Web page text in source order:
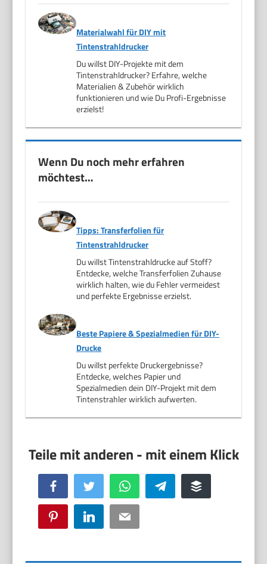
Materialwahl für DIY mit
Tintenstrahldrucker
Du willst DIY-Projekte mit dem
Tintenstrahldrucker? Erfahre, welche
Materialien & Zubehör wirklich
funktionieren und wie Du Profi-Ergebnisse
erzielst!
Wenn Du noch mehr erfahren
möchtest…
Tipps: Transferfolien für
Tintenstrahldrucker
Du willst Tintenstrahldrucke auf Stoff?
Entdecke, welche Transferfolien Zuhause
wirklich halten, wie du Fehler vermeidest
und perfekte Ergebnisse erzielst.
Beste Papiere & Spezialmedien für DIY-
Drucke
Du willst perfekte Druckergebnisse?
Entdecke, welches Papier und
Spezialmedien dein DIY-Projekt mit dem
Tintenstrahler wirklich aufwerten.
Facebook Twitter WhatsApp Telegram Buffer
Pinterest LinkedIn Email